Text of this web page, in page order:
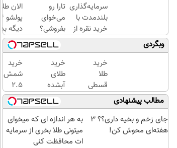
سرمایه‌گذاری
بلندمدت با
خرید نقره از
دیجی‌کالا
تارا رو
می‌خوای
بفروشی؟
با
خودرو۴۵
یک‌روزه
بفروشش
الان
دیگه
طلا با
بی‌بهره
وبگردی
خرید
طلا
قسطی
شد!!!!!!
خرید
طلای
آبشده
حتی با
۱۰۰هزارتومان
خرید
شمش
2.5
گرمی
از
طلاسی
😍
مطالب پیشنهادی
جای زخم و بخیه داری؟؟ 3
هفته‌ای محوش کن!
به هر اندازه ای که میخوای
میتونی طلا بخری از سرمایه
ات محافظت کنی